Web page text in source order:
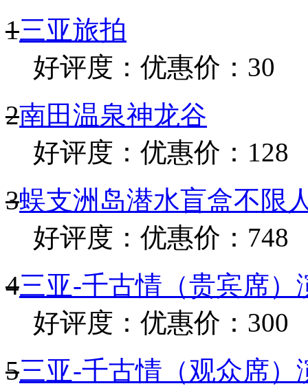
1三亚旅拍
好评度： 优惠价：30
2南田温泉神龙谷
好评度： 优惠价：128
3蜈支洲岛潜水盲盒不限
好评度： 优惠价：748
4三亚-千古情（贵宾席）
好评度： 优惠价：300
5三亚-千古情（观众席）